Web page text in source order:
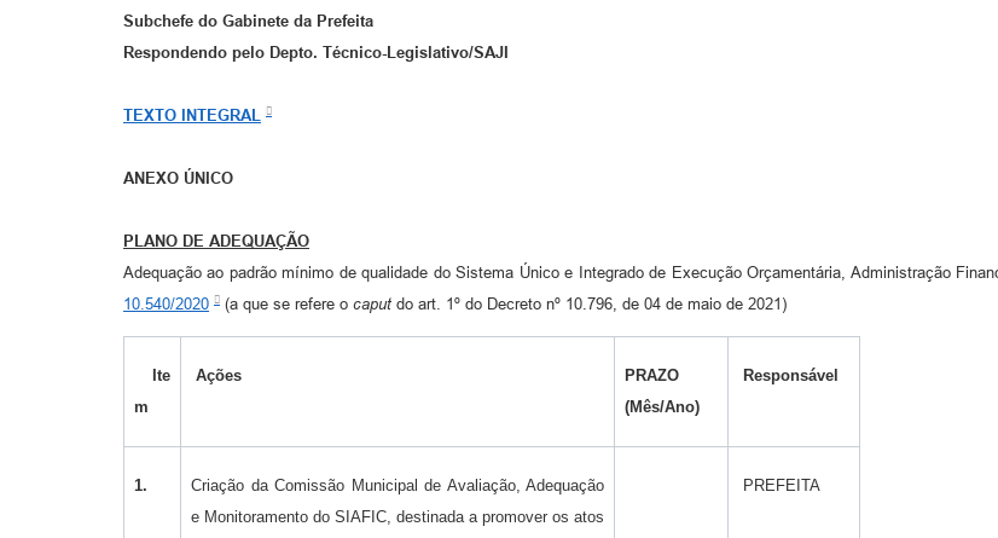
Subchefe do Gabinete da Prefeita
Respondendo pelo Depto. Técnico-Legislativo/SAJI
TEXTO INTEGRAL
ANEXO ÚNICO
PLANO DE ADEQUAÇÃO
Adequação ao padrão mínimo de qualidade do Sistema Único e Integrado de Execução Orçamentária, Administração
10.540/2020
(a que se refere o caput do art. 1º do Decreto nº 10.796, de 04 de maio de 2021)
Ite
m
Ações
PRAZO
(Mês/Ano)
Responsável
1.
Criação da Comissão Municipal de Avaliação, Adequação
e Monitoramento do SIAFIC, destinada a promover os atos
PREFEITA